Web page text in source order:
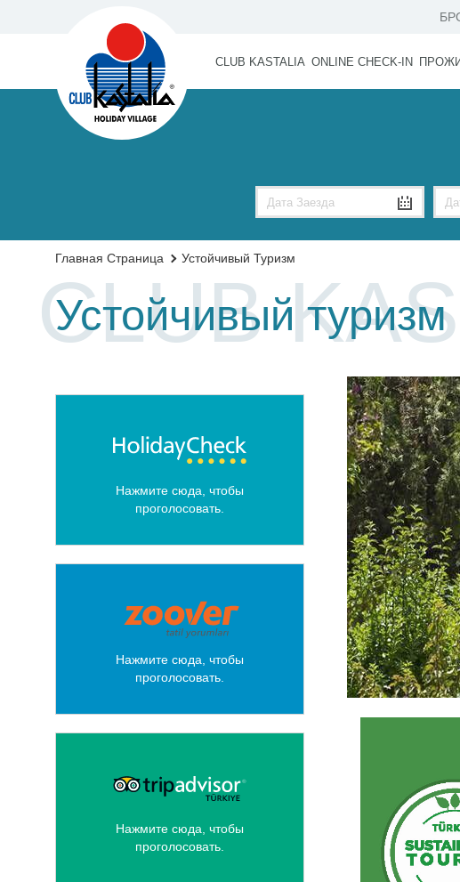
CLUB KASTALIA ONLINE CHECK-IN
Главная Страница Устойчивый Туризм
Устойчивый туризм
CLUB
Нажмите сюда, чтобы
проголосовать.
Нажмите сюда, чтобы
проголосовать.
Нажмите сюда, чтобы
проголосовать.